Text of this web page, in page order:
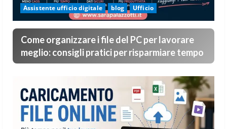
Assistente ufficio digitale blog Ufficio
Come organizzare i file del PC per lavorare
meglio: consigli pratici per risparmiare tempo